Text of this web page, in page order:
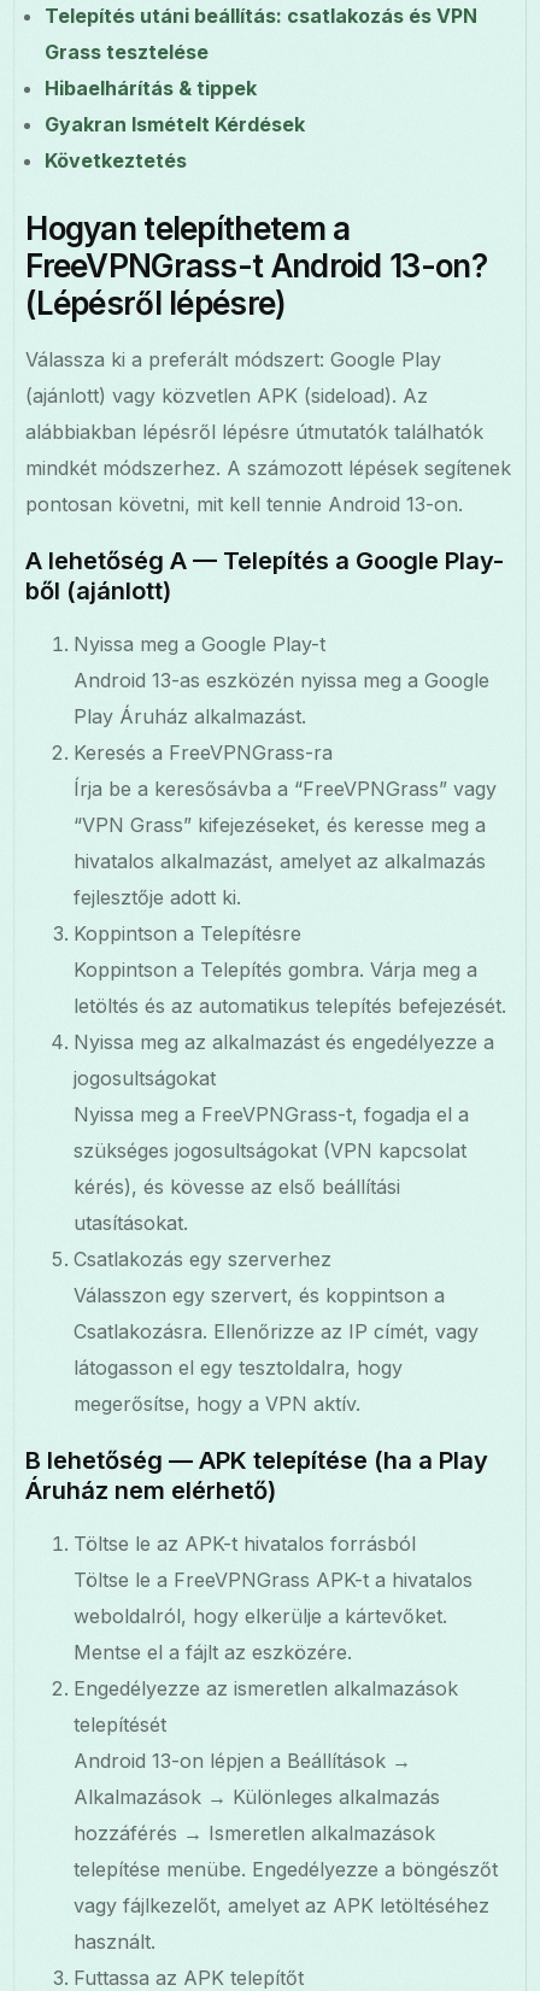
Telepítés utáni beállítás: csatlakozás és VPN
Grass tesztelése
Hibaelhárítás & tippek
Gyakran Ismételt Kérdések
Következtetés
Hogyan telepíthetem a
FreeVPNGrass-t Android 13-on?
(Lépésről lépésre)
Válassza ki a preferált módszert: Google Play
(ajánlott) vagy közvetlen APK (sideload). Az
alábbiakban lépésről lépésre útmutatók találhatók
mindkét módszerhez. A számozott lépések segítenek
pontosan követni, mit kell tennie Android 13-on.
A lehetőség A — Telepítés a Google Play-
ből (ajánlott)
Nyissa meg a Google Play-t
Android 13-as eszközén nyissa meg a Google
Play Áruház alkalmazást.
Keresés a FreeVPNGrass-ra
Írja be a keresősávba a “FreeVPNGrass” vagy
“VPN Grass” kifejezéseket, és keresse meg a
hivatalos alkalmazást, amelyet az alkalmazás
fejlesztője adott ki.
Koppintson a Telepítésre
Koppintson a Telepítés gombra. Várja meg a
letöltés és az automatikus telepítés befejezését.
Nyissa meg az alkalmazást és engedélyezze a
jogosultságokat
Nyissa meg a FreeVPNGrass-t, fogadja el a
szükséges jogosultságokat (VPN kapcsolat
kérés), és kövesse az első beállítási
utasításokat.
Csatlakozás egy szerverhez
Válasszon egy szervert, és koppintson a
Csatlakozásra. Ellenőrizze az IP címét, vagy
látogasson el egy tesztoldalra, hogy
megerősítse, hogy a VPN aktív.
B lehetőség — APK telepítése (ha a Play
Áruház nem elérhető)
Töltse le az APK-t hivatalos forrásból
Töltse le a FreeVPNGrass APK-t a hivatalos
weboldalról, hogy elkerülje a kártevőket.
Mentse el a fájlt az eszközére.
Engedélyezze az ismeretlen alkalmazások
telepítését
Android 13-on lépjen a Beállítások →
Alkalmazások → Különleges alkalmazás
hozzáférés → Ismeretlen alkalmazások
telepítése menübe. Engedélyezze a böngészőt
vagy fájlkezelőt, amelyet az APK letöltéséhez
használt.
Futtassa az APK telepítőt